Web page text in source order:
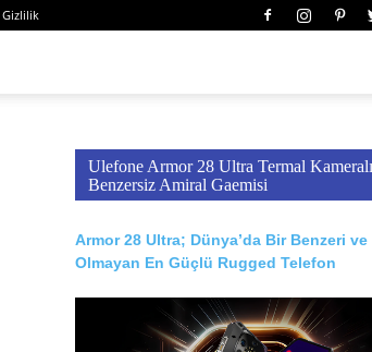
Gizlilik
Ulefone Armor 28 Ultra Termal Kameralı
Benzersiz Amiral Gaemisi
Armor 28 Ultra; Dünya’da Bir Benzeri ve
Olmayan En Güçlü Rugged Telefon